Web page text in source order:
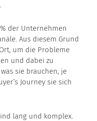
der Unternehmen
Aus diesem Grund
um die Probleme
und dabei zu
sie brauchen, je
Journey sie sich
lang und komplex.